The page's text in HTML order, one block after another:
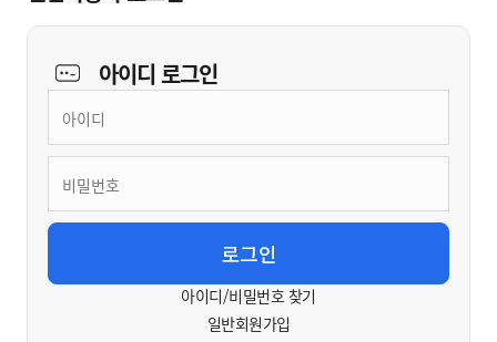
아이디로그인
아이디/비밀번호 찾기
일반회원가입